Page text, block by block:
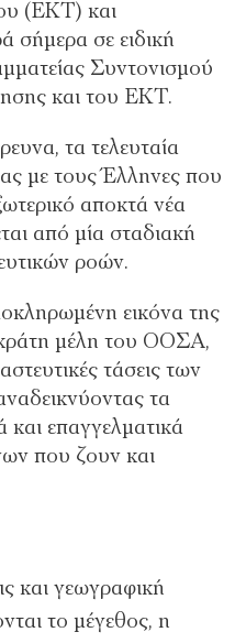
(ΕΚΤ) και
σήμερα σε ειδική
Συντονισμού
και του ΕΚΤ.
τα τελευταία
με τους Έλληνες που
αποκτά νέα
από μία σταδιακή
ροών.
εικόνα της
μέλη του ΟΟΣΑ,
τάσεις των
τα
και επαγγελματικά
που ζουν και
και γεωγραφική
το μέγεθος, η